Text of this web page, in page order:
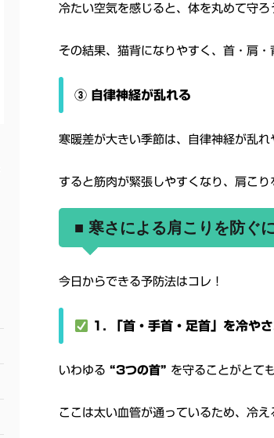
冷たい空気を感じると、体を丸めて守ろ
その結果、猫背になりやすく、首・肩
③ 自律神経が乱れる
寒暖差が大きい季節は、自律神経が乱れ
すると筋肉が緊張しやすくなり、肩こり
■ 寒さによる肩こりを防ぐ
今日からできる予防法はコレ！
1. 「首・手首・足首」を冷や
いわゆる “3つの首” を守ることがとて
ここは太い血管が通っているため、冷え